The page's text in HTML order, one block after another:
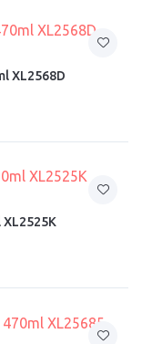
XL2568D
XL2525K